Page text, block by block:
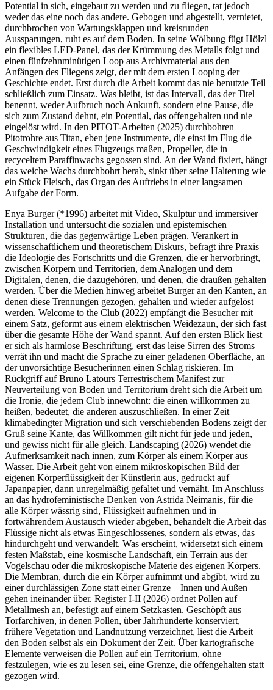
Potential in sich, eingebaut zu werden und zu fliegen, tat jedoch
weder das eine noch das andere. Gebogen und abgestellt, vernietet,
durchbrochen von Wartungsklappen und kreisrunden
Aussparungen, ruht es auf dem Boden. In seine Wölbung fügt Hölzl
ein flexibles LED-Panel, das der Krümmung des Metalls folgt und
einen fünfzehnminütigen Loop aus Archivmaterial aus den
Anfängen des Fliegens zeigt, der mit dem ersten Looping der
Geschichte endet. Erst durch die Arbeit kommt das nie benutzte Teil
schließlich zum Einsatz. Was bleibt, ist das Intervall, das der Titel
benennt, weder Aufbruch noch Ankunft, sondern eine Pause, die
sich zum Zustand dehnt, ein Potential, das offengehalten und nie
eingelöst wird. In den PITOT-Arbeiten (2025) durchbohren
Pitotrohre aus Titan, eben jene Instrumente, die einst im Flug die
Geschwindigkeit eines Flugzeugs maßen, Propeller, die in
recyceltem Paraffinwachs gegossen sind. An der Wand fixiert, hängt
das weiche Wachs durchbohrt herab, sinkt über seine Halterung wie
ein Stück Fleisch, das Organ des Auftriebs in einer langsamen
Aufgabe der Form.
Enya Burger (*1996) arbeitet mit Video, Skulptur und immersiver
Installation und untersucht die sozialen und epistemischen
Strukturen, die das gegenwärtige Leben prägen. Verankert in
wissenschaftlichem und theoretischem Diskurs, befragt ihre Praxis
die Ideologie des Fortschritts und die Grenzen, die er hervorbringt,
zwischen Körpern und Territorien, dem Analogen und dem
Digitalen, denen, die dazugehören, und denen, die draußen gehalten
werden. Über die Medien hinweg arbeitet Burger an den Kanten, an
denen diese Trennungen gezogen, gehalten und wieder aufgelöst
werden. Welcome to the Club (2022) empfängt die Besucher mit
einem Satz, geformt aus einem elektrischen Weidezaun, der sich fast
über die gesamte Höhe der Wand spannt. Auf den ersten Blick liest
er sich als harmlose Beschriftung, erst das leise Sirren des Stroms
verrät ihn und macht die Sprache zu einer geladenen Oberfläche, an
der unvorsichtige Besucherinnen einen Schlag riskieren. Im
Rückgriff auf Bruno Latours Terrestrischem Manifest zur
Neuverteilung von Boden und Territorium dreht sich die Arbeit um
die Ironie, die jedem Club innewohnt: die einen willkommen zu
heißen, bedeutet, die anderen auszuschließen. In einer Zeit
klimabedingter Migration und sich verschiebenden Bodens zeigt der
Gruß seine Kante, das Willkommen gilt nicht für jede und jeden,
und gewiss nicht für alle gleich. Landscaping (2026) wendet die
Aufmerksamkeit nach innen, zum Körper als einem Körper aus
Wasser. Die Arbeit geht von einem mikroskopischen Bild der
eigenen Körperflüssigkeit der Künstlerin aus, gedruckt auf
Japanpapier, dann unregelmäßig gefaltet und vernäht. Im Anschluss
an das hydrofeministische Denken von Astrida Neimanis, für die
alle Körper wässrig sind, Flüssigkeit aufnehmen und in
fortwährendem Austausch wieder abgeben, behandelt die Arbeit das
Flüssige nicht als etwas Eingeschlossenes, sondern als etwas, das
hindurchgeht und verwandelt. Was erscheint, widersetzt sich einem
festen Maßstab, eine kosmische Landschaft, ein Terrain aus der
Vogelschau oder die mikroskopische Materie des eigenen Körpers.
Die Membran, durch die ein Körper aufnimmt und abgibt, wird zu
einer durchlässigen Zone statt einer Grenze – Innen und Außen
gehen ineinander über. Register I-II (2026) ordnet Pollen auf
Metallmesh an, befestigt auf einem Setzkasten. Geschöpft aus
Torfarchiven, in denen Pollen, über Jahrhunderte konserviert,
frühere Vegetation und Landnutzung verzeichnet, liest die Arbeit
den Boden selbst als ein Dokument der Zeit. Über kartografische
Elemente verweisen die Pollen auf ein Territorium, ohne
festzulegen, wie es zu lesen sei, eine Grenze, die offengehalten statt
gezogen wird.